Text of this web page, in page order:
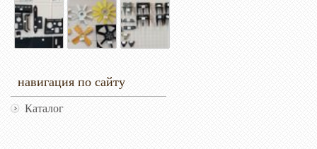
навигация по сайту
Каталог